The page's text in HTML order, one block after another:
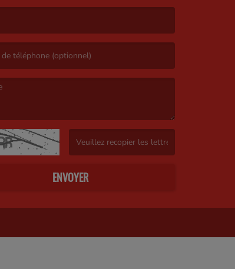
ENVOYER